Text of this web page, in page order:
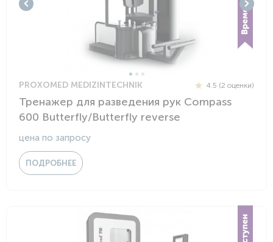
PROXOMED MEDIZINTECHNIK 4.5 (2 оценки)
Тренажер для разведения рук Compass
600 Butterfly/Butterfly reverse
цена по запросу
ПОДРОБНЕЕ